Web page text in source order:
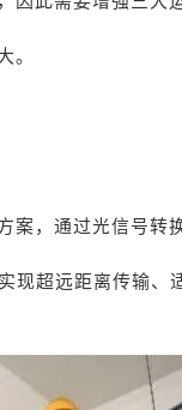
。
案，通过光信号转
现超远距离传输、